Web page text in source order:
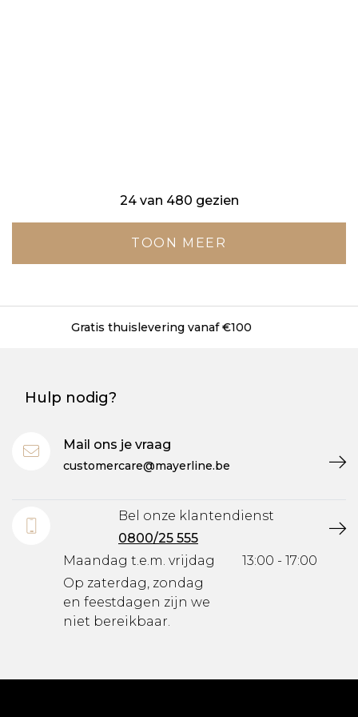
24 van 480 gezien
TOON MEER
Gratis levering in onze winkels
Hulp nodig?
Mail ons je vraag
customercare@mayerline.be
Bel onze klantendienst
0800/25 555
Maandag t.e.m. vrijdag
Op zaterdag, zondag
en feestdagen zijn we
niet bereikbaar.
13:00 - 17:00